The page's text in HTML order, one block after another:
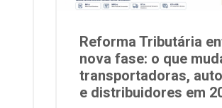
Reforma Tributária
nova fase: o que
transportadoras,
e distribuidores em